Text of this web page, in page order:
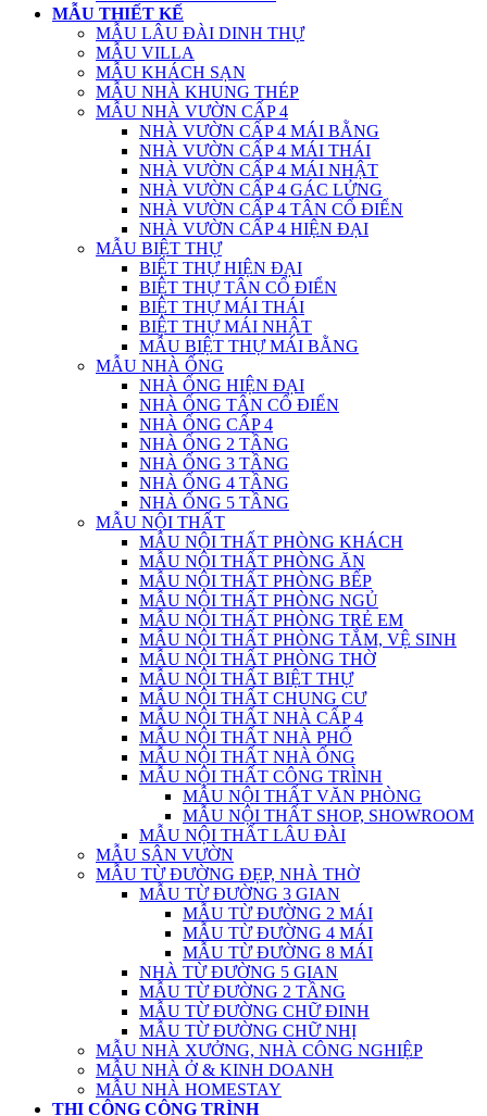
MẪU THIẾT KẾ
MẪU LÂU ĐÀI DINH THỰ
MẪU VILLA
MẪU KHÁCH SẠN
MẪU NHÀ KHUNG THÉP
MẪU NHÀ VƯỜN CẤP 4
NHÀ VƯỜN CẤP 4 MÁI BẰNG
NHÀ VƯỜN CẤP 4 MÁI THÁI
NHÀ VƯỜN CẤP 4 MÁI NHẬT
NHÀ VƯỜN CẤP 4 GÁC LỬNG
NHÀ VƯỜN CẤP 4 TÂN CỔ ĐIỂN
NHÀ VƯỜN CẤP 4 HIỆN ĐẠI
MẪU BIỆT THỰ
BIỆT THỰ HIỆN ĐẠI
BIỆT THỰ TÂN CỔ ĐIỂN
BIỆT THỰ MÁI THÁI
BIỆT THỰ MÁI NHẬT
MẪU BIỆT THỰ MÁI BẰNG
MẪU NHÀ ỐNG
NHÀ ỐNG HIỆN ĐẠI
NHÀ ỐNG TÂN CỔ ĐIỂN
NHÀ ỐNG CẤP 4
NHÀ ỐNG 2 TẦNG
NHÀ ỐNG 3 TẦNG
NHÀ ỐNG 4 TẦNG
NHÀ ỐNG 5 TẦNG
MẪU NỘI THẤT
MẪU NỘI THẤT PHÒNG KHÁCH
MẪU NỘI THẤT PHÒNG ĂN
MẪU NỘI THẤT PHÒNG BẾP
MẪU NỘI THẤT PHÒNG NGỦ
MẪU NỘI THẤT PHÒNG TRẺ EM
MẪU NỘI THẤT PHÒNG TẮM, VỆ SINH
MẪU NỘI THẤT PHÒNG THỜ
MẪU NỘI THẤT BIỆT THỰ
MẪU NỘI THẤT CHUNG CƯ
MẪU NỘI THẤT NHÀ CẤP 4
MẪU NỘI THẤT NHÀ PHỐ
MẪU NỘI THẤT NHÀ ỐNG
MẪU NỘI THẤT CÔNG TRÌNH
MẪU NỘI THẤT VĂN PHÒNG
MẪU NỘI THẤT SHOP, SHOWROOM
MẪU NỘI THẤT LÂU ĐÀI
MẪU SÂN VƯỜN
MẪU TỪ ĐƯỜNG ĐẸP, NHÀ THỜ
MẪU TỪ ĐƯỜNG 3 GIAN
MẪU TỪ ĐƯỜNG 2 MÁI
MẪU TỪ ĐƯỜNG 4 MÁI
MẪU TỪ ĐƯỜNG 8 MÁI
NHÀ TỪ ĐƯỜNG 5 GIAN
MẪU TỪ ĐƯỜNG 2 TẦNG
MẪU TỪ ĐƯỜNG CHỮ ĐINH
MẪU TỪ ĐƯỜNG CHỮ NHỊ
MẪU NHÀ XƯỞNG, NHÀ CÔNG NGHIỆP
MẪU NHÀ Ở & KINH DOANH
MẪU NHÀ HOMESTAY
THI CÔNG CÔNG TRÌNH